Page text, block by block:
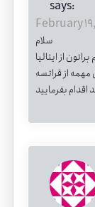
says:
February
سلام
از ایتالیا
از قراتسه
اقدام بفرمایید